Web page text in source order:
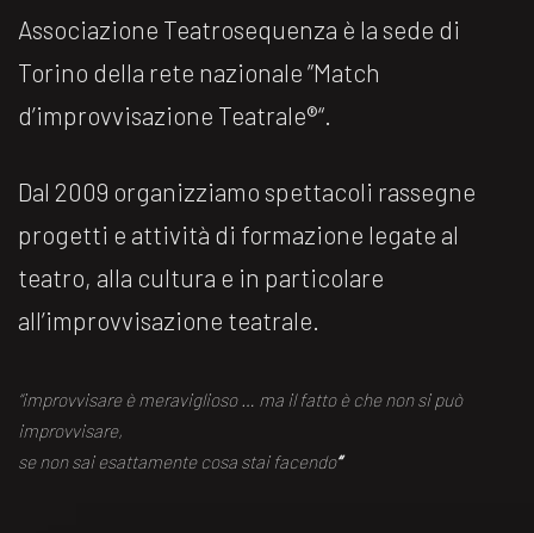
Associazione Teatrosequenza è la sede di
Torino della rete nazionale ”Match
d’improvvisazione Teatrale®️“.
Dal 2009 organizziamo spettacoli rassegne
progetti e attività di formazione legate al
teatro, alla cultura e in particolare
all’improvvisazione teatrale.
“improvvisare è meraviglioso … ma il fatto è che non si può
improvvisare,
se non sai esattamente cosa stai facendo“